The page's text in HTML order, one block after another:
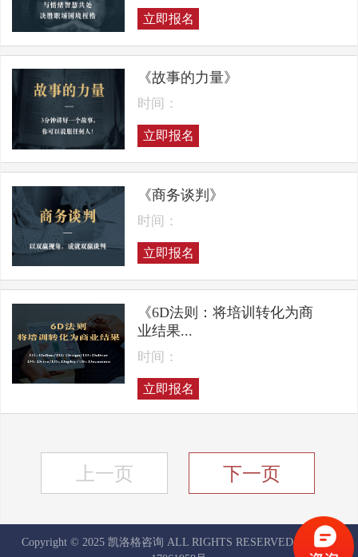
立即报名
《故事的力量》
时间：
立即报名
《商务谈判》
时间：
立即报名
《6D法则：将培训转化为商
业结果...
时间：
立即报名
上一页 下一页
Copyright © 2025 凯洛格咨询 ALL RIGHTS RESERVED
京ICP备